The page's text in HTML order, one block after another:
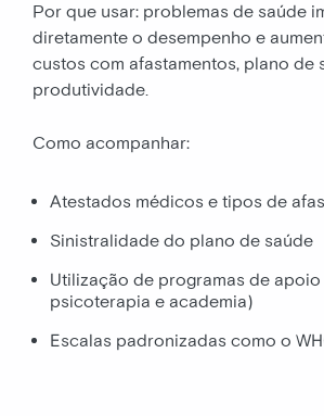
Por que usar: problemas de saúde
diretamente o desempenho e
custos com afastamentos, plano de
produtividade.
Como acompanhar:
Atestados médicos e tipos de
Sinistralidade do plano de saúde
Utilização de programas de
psicoterapia e academia)
Escalas padronizadas como o